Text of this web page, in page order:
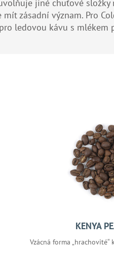
jiné chuťové složky
zásadní význam. Pro
ledovou kávu s mlékem
KENYA
Vzácná forma